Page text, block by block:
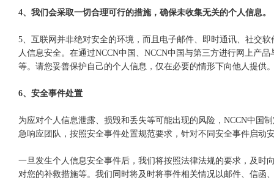
4、我们会采取一切合理可行的措施，确保未收集无关的个人信息。
5、互联网并非绝对安全的环境，而且电子邮件、即时通讯、社交
人信息安全。在通过NCCN中国、NCCN中国与第三方进行网上产
等。请您妥善保护自己的个人信息，仅在必要的情形下向他人提供
6、安全事件处置
为应对个人信息泄露、损毁和丢失等可能出现的风险，NCCN中国
急响应团队，按照安全事件处置规范要求，针对不同安全事件启
一旦发生个人信息安全事件后，我们将按照法律法规的要求，及
对您的补救措施等。我们同时将及时将事件相关情况以邮件、信